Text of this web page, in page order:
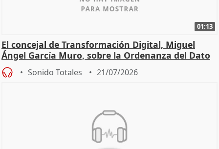
01:13
El concejal de Transformación Digital, Miguel
Ángel García Muro, sobre la Ordenanza del Dato
Sonido Totales 21/07/2026